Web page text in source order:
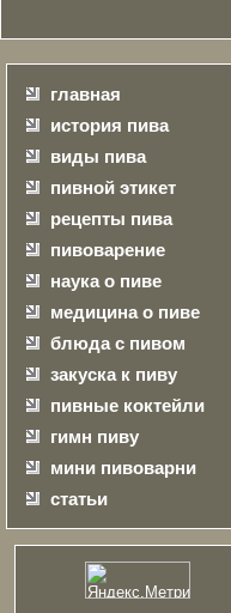
главная
история пива
виды пива
пивной этикет
рецепты пива
пивоварение
наука о пиве
медицина о пиве
блюда с пивом
закуска к пиву
пивные коктейли
гимн пиву
мини пивоварни
статьи